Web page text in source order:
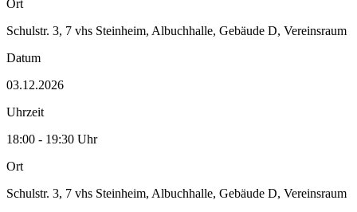
Ort
Schulstr. 3, 7 vhs Steinheim, Albuchhalle, Gebäude D, Vereinsraum
Datum
03.12.2026
Uhrzeit
18:00 - 19:30 Uhr
Ort
Schulstr. 3, 7 vhs Steinheim, Albuchhalle, Gebäude D, Vereinsraum